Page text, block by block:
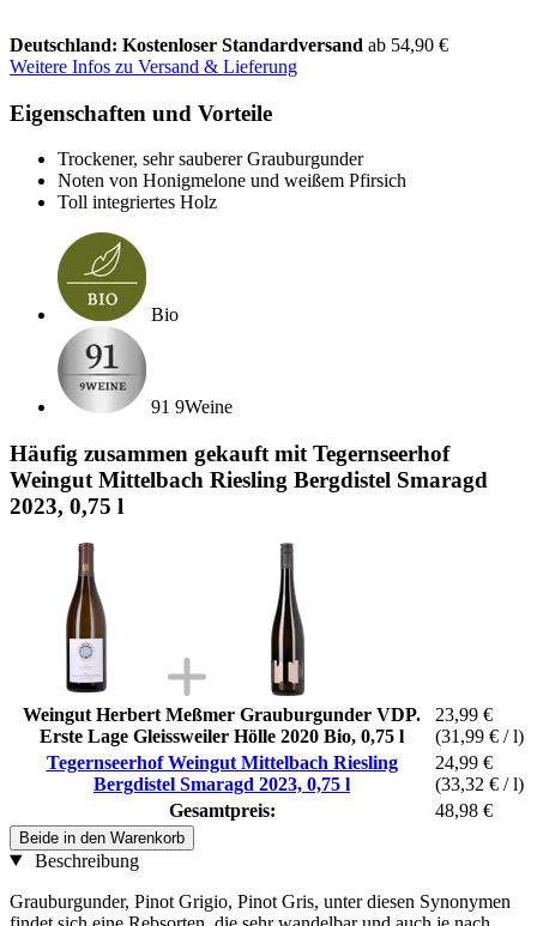
Deutschland: Kostenloser Standardversand ab 54,90 €
Weitere Infos zu Versand & Lieferung
Eigenschaften und Vorteile
Trockener, sehr sauberer Grauburgunder
Noten von Honigmelone und weißem Pfirsich
Toll integriertes Holz
Bio
91 9Weine
Häufig zusammen gekauft mit Tegernseerhof
Weingut Mittelbach Riesling Bergdistel Smaragd
2023, 0,75 l
Weingut Herbert Meßmer Grauburgunder VDP.
Erste Lage Gleissweiler Hölle 2020 Bio, 0,75 l
23,99 €
(31,99 € / l)
Tegernseerhof Weingut Mittelbach Riesling
Bergdistel Smaragd 2023, 0,75 l
24,99 €
(33,32 € / l)
Gesamtpreis:
48,98 €
Beide in den Warenkorb
Beschreibung
Grauburgunder, Pinot Grigio, Pinot Gris, unter diesen Synonymen